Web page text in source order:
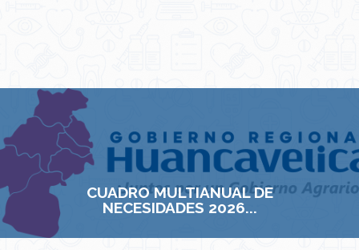
CUADRO MULTIANUAL DE
NECESIDADES 2026...